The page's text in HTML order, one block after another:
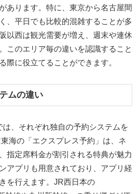
あります。特に、東京から名古屋間
、平日でも比較的混雑することが多
以西は観光需要が増え、週末や連休
このエリア毎の違いを認識すること
際に役立てることができます。
ムの違い
、それぞれ独自の予約システムを
海の「エクスプレス予約」は、ネ
指定席料金が割引される特典が魅力
アプリも用意されており、アプリ経
を行えます。JR西日本の